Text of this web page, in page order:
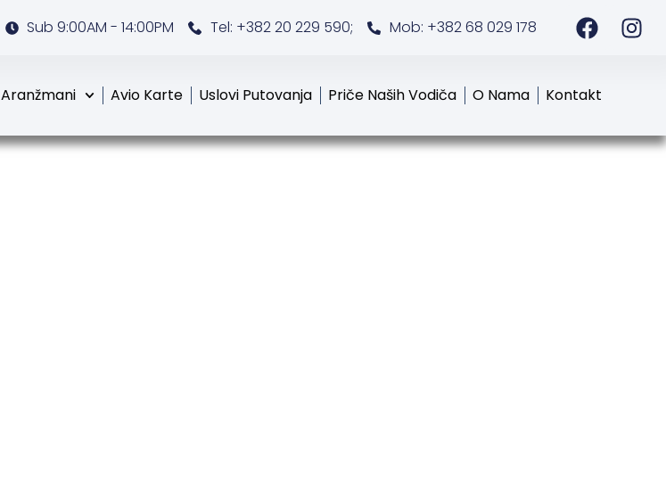
Sub 9:00AM - 14:00PM Tel: +382 20 229 590; Mob: +382 68 029 178
Aranžmani Avio Karte Uslovi Putovanja Priče Naših Vodiča O Nama Kontakt